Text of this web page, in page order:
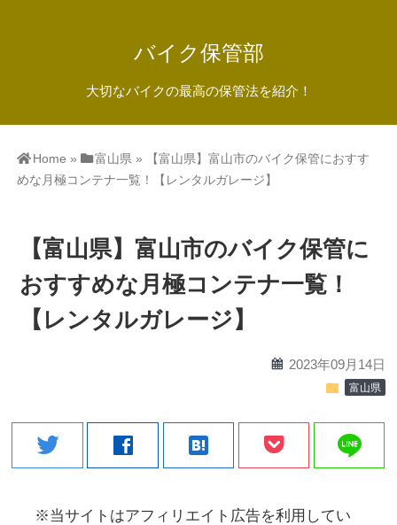
バイク保管部
大切なバイクの最高の保管法を紹介！
Home » 富山県 »
【富山県】富山市のバイク保管におすす
めな月極コンテナ一覧！【レンタルガレージ】
【富山県】富山市のバイク保管に
おすすめな月極コンテナ一覧！
【レンタルガレージ】
calendar 2023年09月14日
folder 富山県
twitter facebook hatenabookmark line
※当サイトはアフィリエイト広告を利用してい